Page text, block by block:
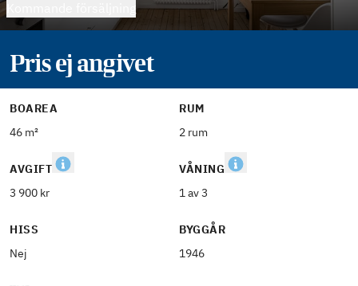
Pris ej angivet
BOAREA
46 m²
RUM
2 rum
AVGIFT
3 900 kr
VÅNING
1 av 3
HISS
Nej
BYGGÅR
1946